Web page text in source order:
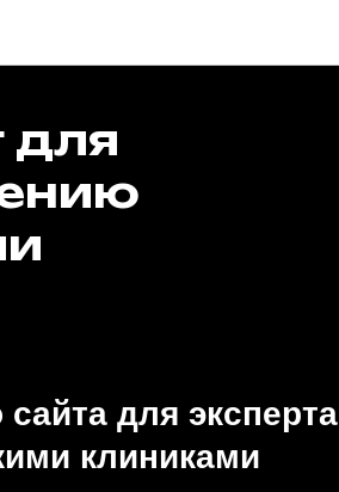
для
для эксперта
клиниками